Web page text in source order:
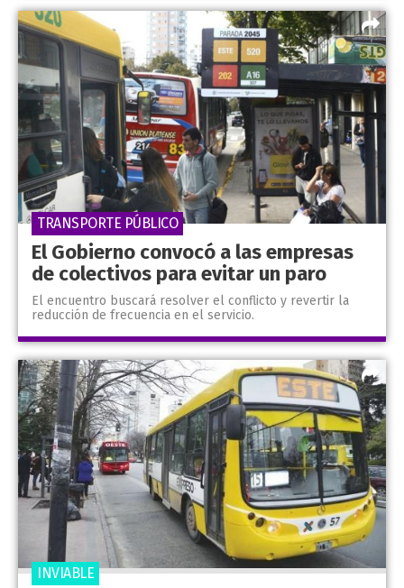
El Gobierno convocó a las empresas
de colectivos para evitar un paro
El encuentro buscará resolver el conflicto y revertir la
reducción de frecuencia en el servicio.
TRANSPORTE PÚBLICO
INVIABLE